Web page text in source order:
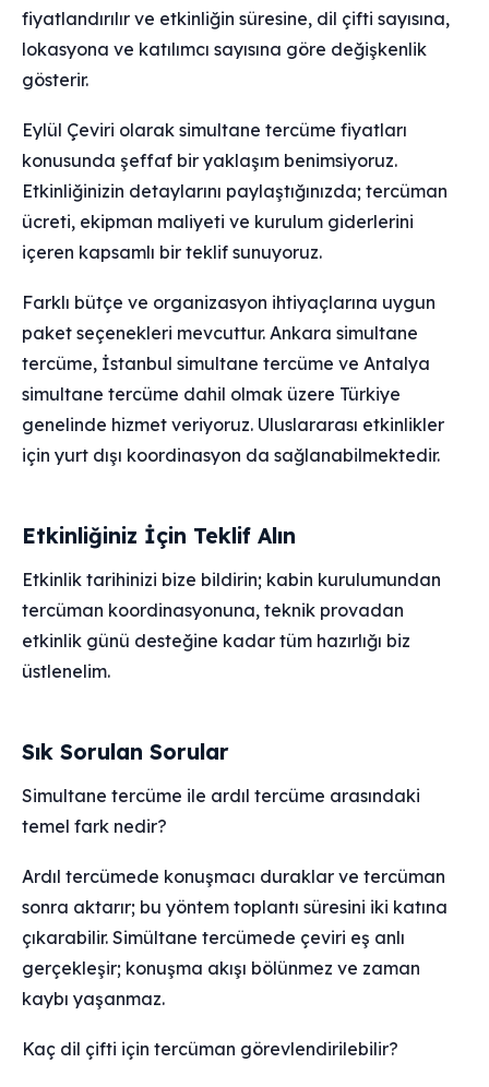
fiyatlandırılır ve etkinliğin süresine, dil çifti sayısına,
lokasyona ve katılımcı sayısına göre değişkenlik
gösterir.
Eylül Çeviri olarak simultane tercüme fiyatları
konusunda şeffaf bir yaklaşım benimsiyoruz.
Etkinliğinizin detaylarını paylaştığınızda; tercüman
ücreti, ekipman maliyeti ve kurulum giderlerini
içeren kapsamlı bir teklif sunuyoruz.
Farklı bütçe ve organizasyon ihtiyaçlarına uygun
paket seçenekleri mevcuttur. Ankara simultane
tercüme, İstanbul simultane tercüme ve Antalya
simultane tercüme dahil olmak üzere Türkiye
genelinde hizmet veriyoruz. Uluslararası etkinlikler
için yurt dışı koordinasyon da sağlanabilmektedir.
Etkinliğiniz İçin Teklif Alın
Etkinlik tarihinizi bize bildirin; kabin kurulumundan
tercüman koordinasyonuna, teknik provadan
etkinlik günü desteğine kadar tüm hazırlığı biz
üstlenelim.
Sık Sorulan Sorular
Simultane tercüme ile ardıl tercüme arasındaki
temel fark nedir?
Ardıl tercümede konuşmacı duraklar ve tercüman
sonra aktarır; bu yöntem toplantı süresini iki katına
çıkarabilir. Simültane tercümede çeviri eş anlı
gerçekleşir; konuşma akışı bölünmez ve zaman
kaybı yaşanmaz.
Kaç dil çifti için tercüman görevlendirilebilir?